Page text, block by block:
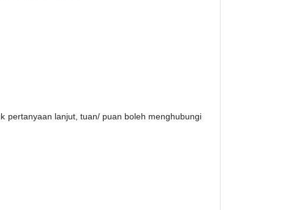
pertanyaan lanjut, tuan/ puan boleh menghubungi